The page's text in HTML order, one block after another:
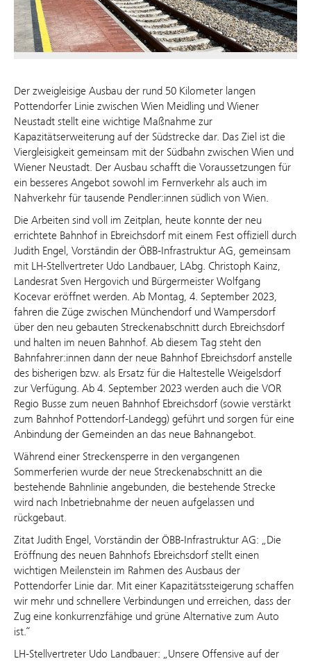
Der zweigleisige Ausbau der rund 50 Kilometer langen
Pottendorfer Linie zwischen Wien Meidling und Wiener
Neustadt stellt eine wichtige Maßnahme zur
Kapazitätserweiterung auf der Südstrecke dar. Das Ziel ist die
Viergleisigkeit gemeinsam mit der Südbahn zwischen Wien und
Wiener Neustadt. Der Ausbau schafft die Voraussetzungen für
ein besseres Angebot sowohl im Fernverkehr als auch im
Nahverkehr für tausende Pendler:innen südlich von Wien.
Die Arbeiten sind voll im Zeitplan, heute konnte der neu
errichtete Bahnhof in Ebreichsdorf mit einem Fest offiziell durch
Judith Engel, Vorständin der ÖBB-Infrastruktur AG, gemeinsam
mit LH-Stellvertreter Udo Landbauer, LAbg. Christoph Kainz,
Landesrat Sven Hergovich und Bürgermeister Wolfgang
Kocevar eröffnet werden. Ab Montag, 4. September 2023,
fahren die Züge zwischen Münchendorf und Wampersdorf
über den neu gebauten Streckenabschnitt durch Ebreichsdorf
und halten im neuen Bahnhof. Ab diesem Tag steht den
Bahnfahrer:innen dann der neue Bahnhof Ebreichsdorf anstelle
des bisherigen bzw. als Ersatz für die Haltestelle Weigelsdorf
zur Verfügung. Ab 4. September 2023 werden auch die VOR
Regio Busse zum neuen Bahnhof Ebreichsdorf (sowie verstärkt
zum Bahnhof Pottendorf-Landegg) geführt und sorgen für eine
Anbindung der Gemeinden an das neue Bahnangebot.
Während einer Streckensperre in den vergangenen
Sommerferien wurde der neue Streckenabschnitt an die
bestehende Bahnlinie angebunden, die bestehende Strecke
wird nach Inbetriebnahme der neuen aufgelassen und
rückgebaut.
Zitat Judith Engel, Vorständin der ÖBB-Infrastruktur AG: „Die
Eröffnung des neuen Bahnhofs Ebreichsdorf stellt einen
wichtigen Meilenstein im Rahmen des Ausbaus der
Pottendorfer Linie dar. Mit einer Kapazitätssteigerung schaffen
wir mehr und schnellere Verbindungen und erreichen, dass der
Zug eine konkurrenzfähige und grüne Alternative zum Auto
ist.“
LH-Stellvertreter Udo Landbauer: „Unsere Offensive auf der